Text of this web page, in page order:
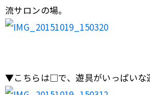
流サロンの場。
▼こちらは□で、遊具がいっぱいな